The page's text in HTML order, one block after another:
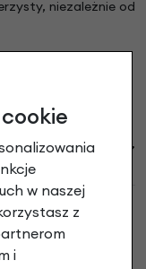
niezależnie od
w naszej
z
i